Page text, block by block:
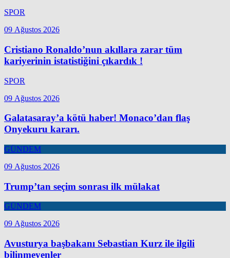
SPOR
09 Ağustos 2026
Cristiano Ronaldo’nun akıllara zarar tüm
kariyerinin istatistiğini çıkardık !
SPOR
09 Ağustos 2026
Galatasaray’a kötü haber! Monaco’dan flaş
Onyekuru kararı.
GÜNDEM
09 Ağustos 2026
Trump’tan seçim sonrası ilk mülakat
GÜNDEM
09 Ağustos 2026
Avusturya başbakanı Sebastian Kurz ile ilgili
bilinmeyenler